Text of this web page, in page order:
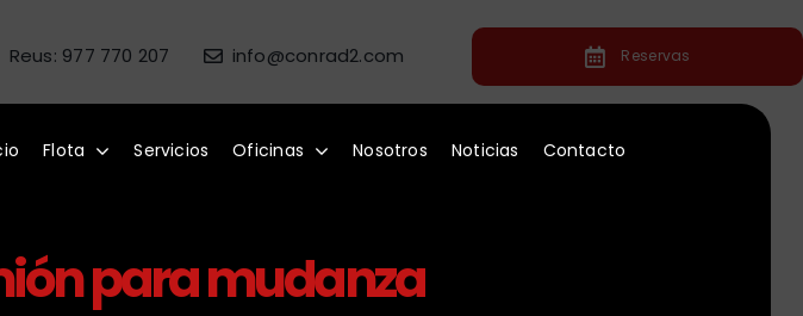
Reus: 977 770 207 info@conrad2.com Reservas
Flota Servicios Oficinas Nosotros Noticias Contacto
para mudanza